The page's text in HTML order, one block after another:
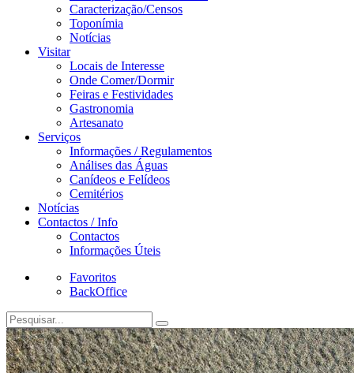
Caracterização/Censos
Toponímia
Notícias
Visitar
Locais de Interesse
Onde Comer/Dormir
Feiras e Festividades
Gastronomia
Artesanato
Serviços
Informações / Regulamentos
Análises das Águas
Canídeos e Felídeos
Cemitérios
Notícias
Contactos / Info
Contactos
Informações Úteis
Favoritos
BackOffice